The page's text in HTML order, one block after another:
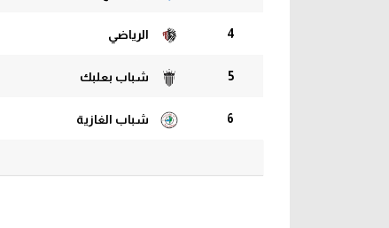
4 الرياضي
5 شباب بعلبك
6 شباب الغازية